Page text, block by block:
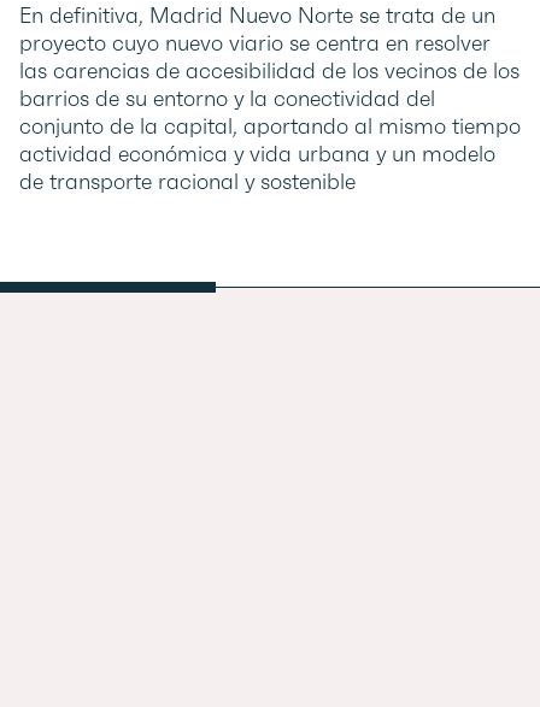
En definitiva, Madrid Nuevo Norte se trata de un
proyecto cuyo nuevo viario se centra en resolver
las carencias de accesibilidad de los vecinos de los
barrios de su entorno y la conectividad del
conjunto de la capital, aportando al mismo tiempo
actividad económica y vida urbana y un modelo
de transporte racional y sostenible